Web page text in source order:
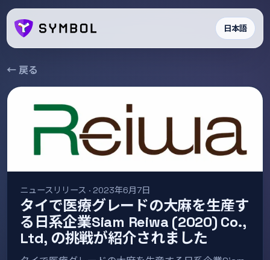
日本語
← 戻る
ニュースリリース · 2023年6月7日
タイで医療グレードの大麻を生産す
る日系企業Siam Reiwa (2020) Co.,
Ltd, の挑戦が紹介されました